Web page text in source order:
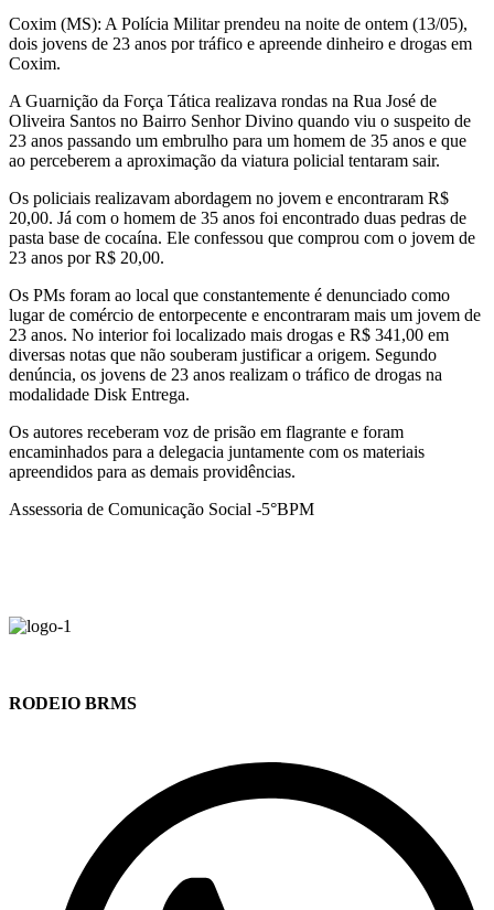
Coxim (MS): A Polícia Militar prendeu na noite de ontem (13/05),
dois jovens de 23 anos por tráfico e apreende dinheiro e drogas em
Coxim.
A Guarnição da Força Tática realizava rondas na Rua José de
Oliveira Santos no Bairro Senhor Divino quando viu o suspeito de
23 anos passando um embrulho para um homem de 35 anos e que
ao perceberem a aproximação da viatura policial tentaram sair.
Os policiais realizavam abordagem no jovem e encontraram R$
20,00. Já com o homem de 35 anos foi encontrado duas pedras de
pasta base de cocaína. Ele confessou que comprou com o jovem de
23 anos por R$ 20,00.
Os PMs foram ao local que constantemente é denunciado como
lugar de comércio de entorpecente e encontraram mais um jovem de
23 anos. No interior foi localizado mais drogas e R$ 341,00 em
diversas notas que não souberam justificar a origem. Segundo
denúncia, os jovens de 23 anos realizam o tráfico de drogas na
modalidade Disk Entrega.
Os autores receberam voz de prisão em flagrante e foram
encaminhados para a delegacia juntamente com os materiais
apreendidos para as demais providências.
Assessoria de Comunicação Social -5°BPM
RODEIO BRMS